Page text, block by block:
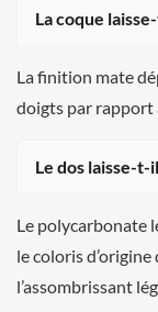
La coque
La finition mate
doigts par rapport
Le dos laisse-t-
Le polycarbonate
le coloris
l’assombrissant